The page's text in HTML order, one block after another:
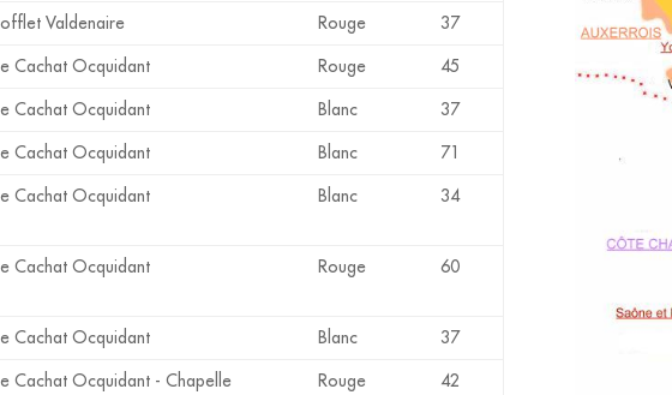
Valdenaire Rouge
37
Cachat Ocquidant Rouge
45
Cachat Ocquidant Blanc
37
Cachat Ocquidant Blanc
71
Cachat Ocquidant Blanc 34
Cachat Ocquidant Rouge 60
Cachat Ocquidant Blanc
37
Cachat Ocquidant - Chapelle
Rouge 42